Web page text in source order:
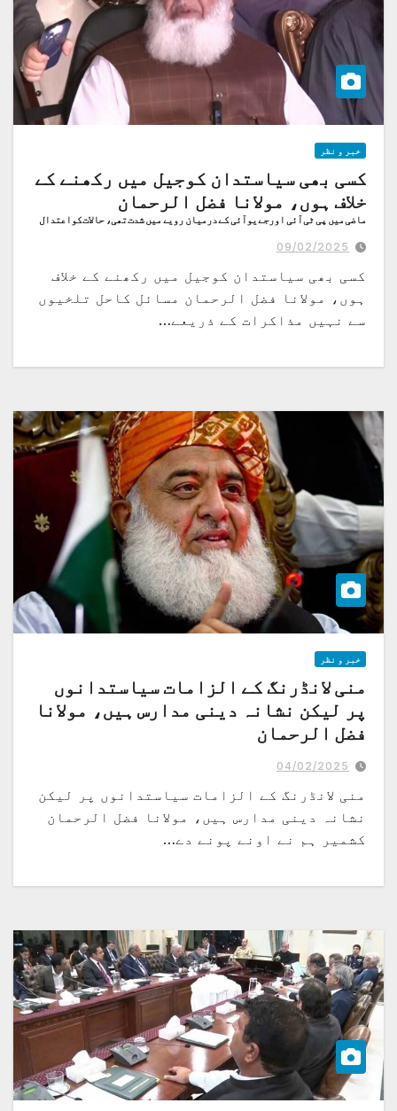
خبر و نظر
کسی بھی سیاستدان کوجیل میں رکھنے کے
خلاف ہوں، مولانا فضل الرحمان
ماضی میں پی ٹی آئی اورجے یوآئی کے درمیان رویے میں شدت تھی، حالات کواعتدال
09/02/2025
کسی بھی سیاستدان کوجیل میں رکھنے کے خلاف
ہوں، مولانا فضل الرحمان مسائل کاحل تلخیوں
سے نہیں مذاکرات کے ذریعے…
خبر و نظر
منی لانڈرنگ کے الزامات سیاستدانوں
پر لیکن نشانہ دینی مدارس ہیں، مولانا
فضل الرحمان
کشمیر میں آبادی کا تناسب تبدیل کرنے کی کوشش کی
04/02/2025
منی لانڈرنگ کے الزامات سیاستدانوں پر لیکن
نشانہ دینی مدارس ہیں، مولانا فضل الرحمان
کشمیر ہم نے اونے پونے دے…